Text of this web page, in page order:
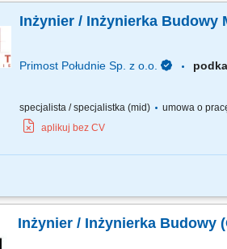
Inżynier / Inżynierka Budowy
Primost Południe Sp. z o.o.
specjalista / specjalistka (mid) umowa o
aplikuj bez CV
OPIS STANOWISKA analiza dokumentacji
Inżynier / Inżynierka Budowy